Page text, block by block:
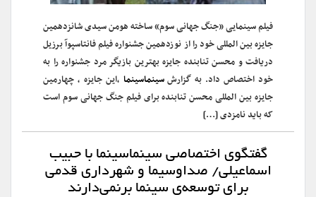
فیلم سینمایی «جنگ جهانی سوم» ساخته هومن سیدی شانزدهمین
جایزه بین المللی خود را از نوزدهمین جشنواره فیلم فانتاسپوآ برزیل
دریافت و محسن تنابنده جایزه بهترین بازیگر مرد جشنواره را به
خود اختصاص داد. به گزارشسینماسینما ،این جایزه ، چهارمین
جایزه بین المللی محسن تنابنده برای فیلم جنگ جهانی سوم است
که باید نامزدی […]
گفتگوی اختصاصی سینماسینما با حبیب
اسماعیلی/ صداوسیما و شهرداری قدمی
برای توسعه‌ی سینما برنمی‌دارند